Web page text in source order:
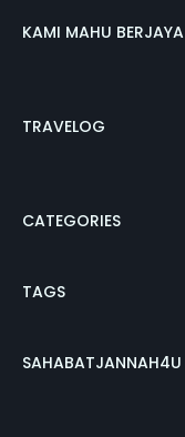
KAMI MAHU BERJAYA
TRAVELOG
CATEGORIES
TAGS
SAHABATJANNAH4U